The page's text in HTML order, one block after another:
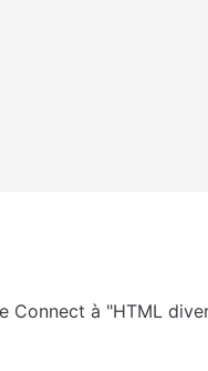
Connect à "HTML